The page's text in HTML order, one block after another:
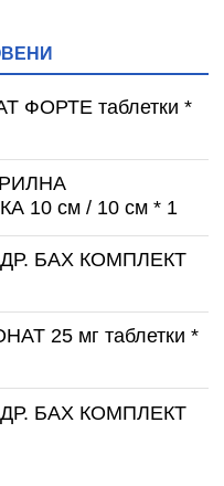
ФОРТЕ таблетки *
10 см / 10 см * 1
БАХ КОМПЛЕКТ
25 мг таблетки *
БАХ КОМПЛЕКТ